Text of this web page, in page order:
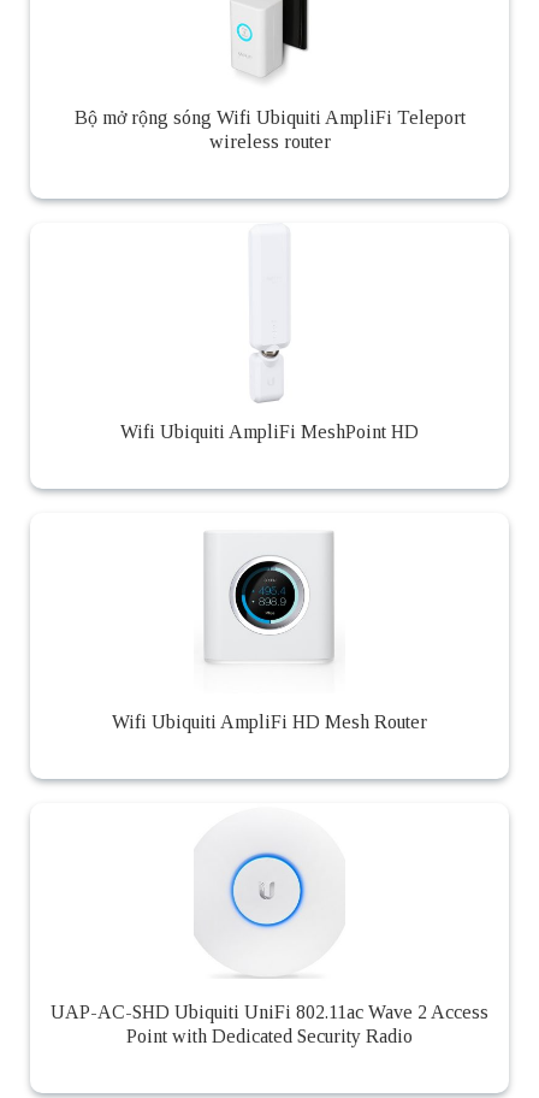
Bộ mở rộng sóng Wifi Ubiquiti AmpliFi Teleport
wireless router
Wifi Ubiquiti AmpliFi MeshPoint HD
Wifi Ubiquiti AmpliFi HD Mesh Router
UAP-AC-SHD Ubiquiti UniFi 802.11ac Wave 2 Access
Point with Dedicated Security Radio